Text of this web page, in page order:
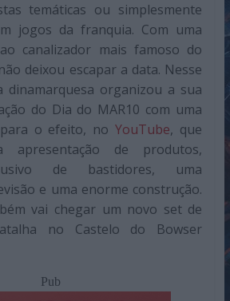
temáticas ou simplesmente
jogos da franquia. Com uma
canalizador mais famoso do
deixou escapar a data. Nesse
dinamarquesa organizou a sua
do Dia do MAR10 com uma
o efeito, noYouTube, que
de produtos,
de bastidores, uma
e uma enorme construção.
vai chegar um novo set de
no Castelo do Bowser
Pub